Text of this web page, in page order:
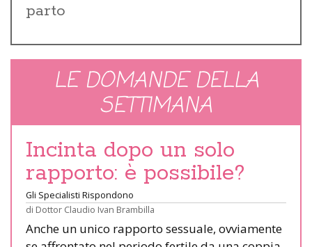
parto
LE DOMANDE DELLA
SETTIMANA
Incinta dopo un solo
rapporto: è possibile?
Gli Specialisti Rispondono
di Dottor Claudio Ivan Brambilla
Anche un unico rapporto sessuale, ovviamente